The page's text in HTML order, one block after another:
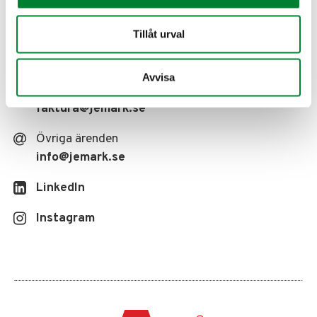
Tillåt urval
Avvisa
08-514 436 85
Rådgivning/Förfrågningar
anbud@jemark.se
faktura@jemark.se
Övriga ärenden
info@jemark.se
LinkedIn
Instagram